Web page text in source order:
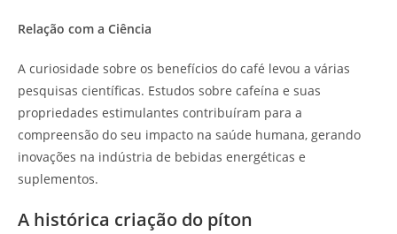
Relação com a Ciência
A curiosidade sobre os benefícios do café levou a várias
pesquisas científicas. Estudos sobre cafeína e suas
propriedades estimulantes contribuíram para a
compreensão do seu impacto na saúde humana, gerando
inovações na indústria de bebidas energéticas e
suplementos.
A histórica criação do píton